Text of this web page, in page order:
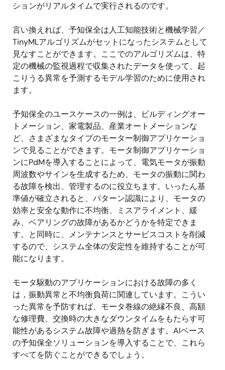
ションがリアルタイムで実行されるのです。
言い換えれば、予知保全は人工知能技術と機械学習／
TinyMLアルゴリズムがセットになったシステムとして
見なすことができます。ここでのアルゴリズムは、特
定の機械の監視過程で収集されたデータを使って、起
こりうる異常を予測するモデル学習のために使用され
ます。
予知保全のユースケースの一例は、ビルディングオー
トメーション、家電製品、産業オートメーションな
ど、さまざまなタイプのモーター制御アプリケーショ
ンで見ることができます。モータ制御アプリケーショ
ンにPdMを導入することによって、電気モータが振動
周波数やサインを生成するため、モータの振動に関わ
る故障を検出、管理するのに役立ちます。いったん基
準値が確立されると、パターン認識により、モータの
効率と安全な動作に不均衡、ミスアライメント、緩
み、ベアリングの故障があるかどうかを特定できま
す。と同時に、メンテナンスとサービスコストを削減
するので、システム全体の安定性を維持することが可
能になります。
モータ駆動のアプリケーションにおける故障の多く
は，振動異常と不均衡負荷に関連しています。こうい
った異常を予防すれば、モータ巻線の絶縁不良、高額
な修理費、交換時の大きなダウンタイムをもたらす可
能性があるシステム故障や過熱を防ぎます。AIベース
の予知保全ソリューションを導入することで、これら
すべてを防ぐことができるでしょう。